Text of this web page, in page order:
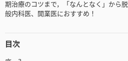
期治療のコツまで，「なんとなく」から
般内科医、開業医におすすめ！
目次